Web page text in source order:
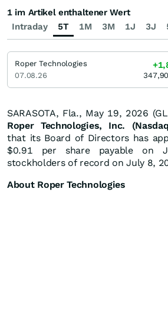
SARASOTA, Fla., May 19, 2026
Roper Technologies, Inc.
that its Board of Directors has
$0.91 per share payable on
stockholders of record on July 8,
About Roper Technologies
Intraday 5T 1M 3M 1J 3J
1 im Artikel enthaltener Wert
Roper Technologies
07.08.26
347,90